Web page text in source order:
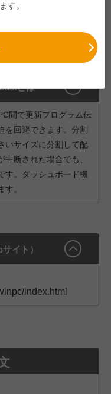
とは
間で更新プログラム伝
を回避できます。分割
いサイズに分割して配
断された場合でも、
す。ダッシュボード機
。
イト）
index.html
す。